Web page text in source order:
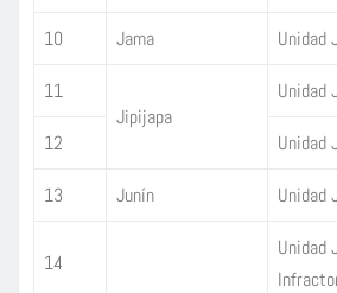
10 Jama Unidad
11
Jipijapa
Unidad
12 Unidad
13 Junín Unidad
14
Unidad